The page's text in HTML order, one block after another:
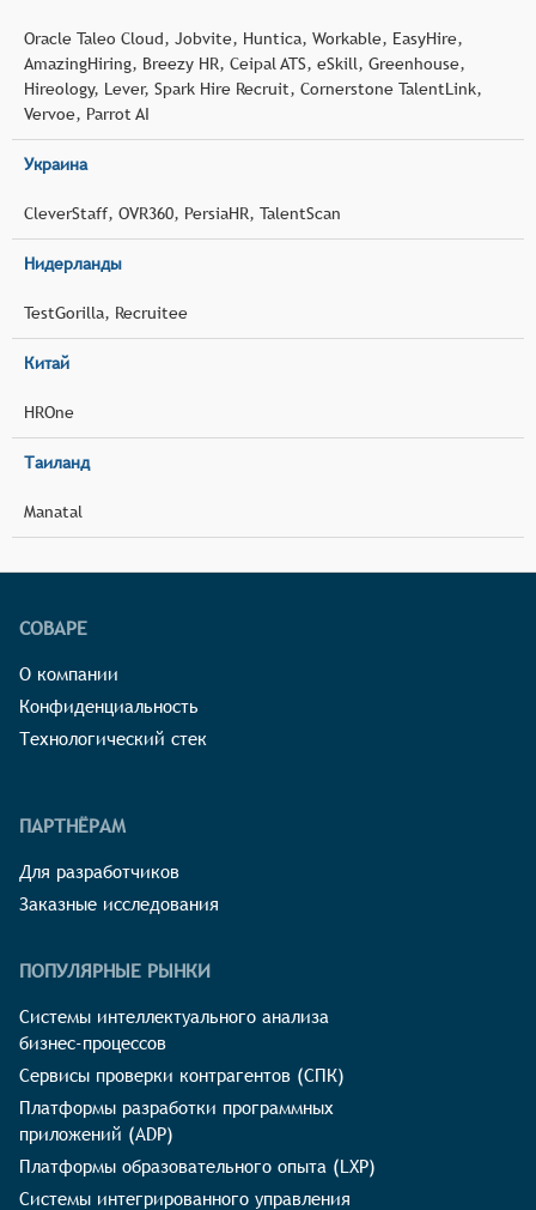
Oracle Taleo Cloud, Jobvite, Huntica, Workable, EasyHire,
AmazingHiring, Breezy HR, Ceipal ATS, eSkill, Greenhouse,
Hireology, Lever, Spark Hire Recruit, Cornerstone TalentLink,
Vervoe, Parrot AI
Украина
CleverStaff, OVR360, PersiaHR, TalentScan
Нидерланды
TestGorilla, Recruitee
Китай
HROne
Таиланд
Manatal
СОВАРЕ
О компании
Конфиденциальность
Технологический стек
ПАРТНЁРАМ
Для разработчиков
Заказные исследования
ПОПУЛЯРНЫЕ РЫНКИ
Системы интеллектуального анализа
бизнес-процессов
Сервисы проверки контрагентов (СПК)
Платформы разработки программных
приложений (ADP)
Платформы образовательного опыта (LXP)
Системы интегрированного управления